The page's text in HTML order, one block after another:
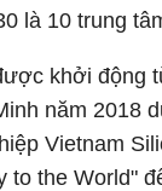
là 10 trung
khởi động
năm 2018
Vietnam
the World"